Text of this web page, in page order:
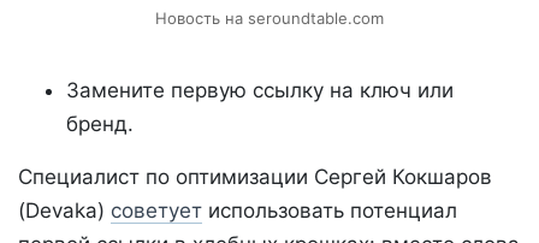
Новость на seroundtable.com
Замените первую ссылку на ключ или
бренд.
Специалист по оптимизации Сергей Кокшаров
(Devaka) советует использовать потенциал